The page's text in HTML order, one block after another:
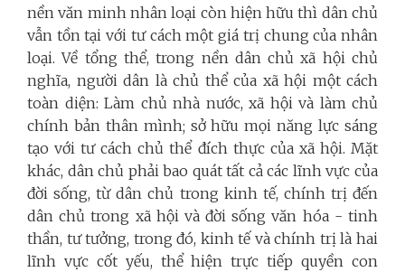
nền văn minh nhân loại còn hiện hữu thì dân chủ
vẫn tồn tại với tư cách một giá trị chung của nhân
loại. Về tổng thể, trong nền dân chủ xã hội chủ
nghĩa, người dân là chủ thể của xã hội một cách
toàn diện: Làm chủ nhà nước, xã hội và làm chủ
chính bản thân mình; sở hữu mọi năng lực sáng
tạo với tư cách chủ thể đích thực của xã hội. Mặt
khác, dân chủ phải bao quát tất cả các lĩnh vực của
đời sống, từ dân chủ trong kinh tế, chính trị đến
dân chủ trong xã hội và đời sống văn hóa - tinh
thần, tư tưởng, trong đó, kinh tế và chính trị là hai
lĩnh vực cốt yếu, thể hiện trực tiếp quyền con